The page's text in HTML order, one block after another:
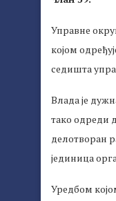
Управне
којом
седишта
Влада је
тако одреди
делотворан
јединица
Уредбом